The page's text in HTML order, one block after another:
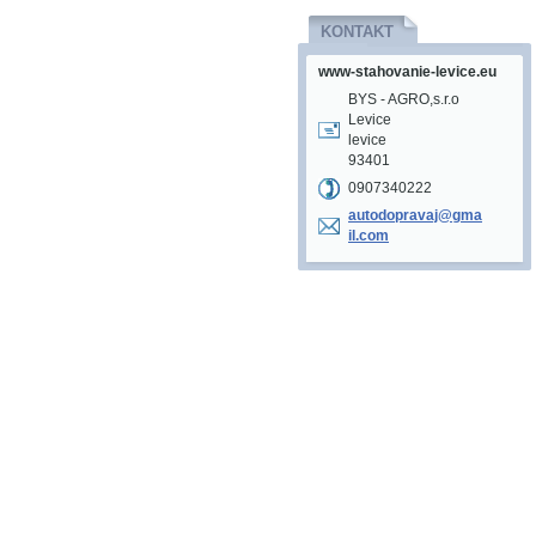
KONTAKT
www-stahovanie-levice.eu
BYS - AGRO,s.r.o
Levice
levice
93401
0907340222
autodopravaj@gma
il.com